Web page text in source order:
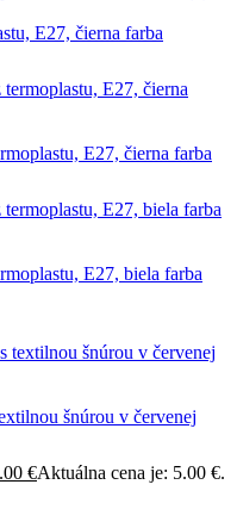
E27, čierna farba
E27, čierna farba
E27, biela farba
šnúrou v červenej
€Aktuálna cena je: 5.00 €.